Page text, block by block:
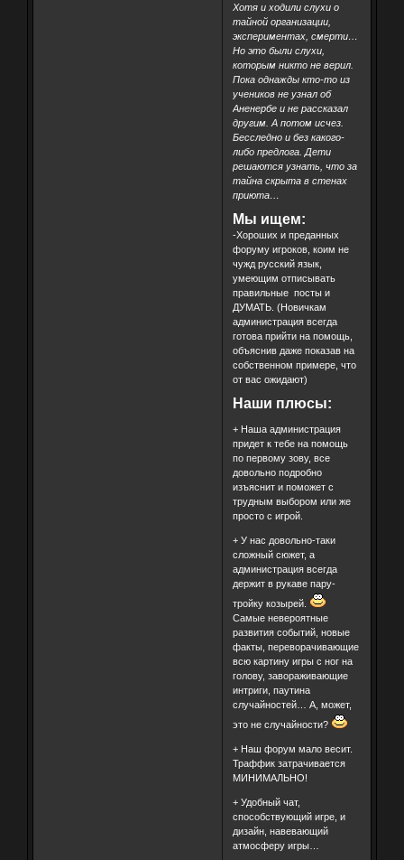
Хотя и ходили слухи о
тайной организации,
экспериментах, смерти…
Но это были слухи,
которым никто не верил.
Пока однажды кто-то из
учеников не узнал об
Аненербе и не рассказал
другим. А потом исчез.
Бесследно и без какого-
либо предлога. Дети
решаются узнать, что за
тайна скрыта в стенах
приюта…
Мы ищем:
-Хороших и преданных
форуму игроков, коим не
чужд русский язык,
умеющим отписывать
правильные посты и
ДУМАТЬ. (Новичкам
администрация всегда
готова прийти на помощь,
объяснив даже показав на
собственном примере, что
от вас ожидают)
Наши плюсы:
+ Наша администрация
придет к тебе на помощь
по первому зову, все
довольно подробно
изъяснит и поможет с
трудным выбором или же
просто с игрой.
+ У нас довольно-таки
сложный сюжет, а
администрация всегда
держит в рукаве пару-
тройку козырей.
Самые невероятные
развития событий, новые
факты, переворачивающие
всю картину игры с ног на
голову, завораживающие
интриги, паутина
случайностей… А, может,
это не случайности?
+ Наш форум мало весит.
Траффик затрачивается
МИНИМАЛЬНО!
+ Удобный чат,
способствующий игре, и
дизайн, навевающий
атмосферу игры…